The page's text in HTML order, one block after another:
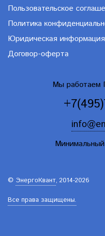
Пользовательское
Политика
Юридическая информация
Договор-оферта
Мы работаем
© ЭнергоКвант, 2014-2026
Все права защищены.